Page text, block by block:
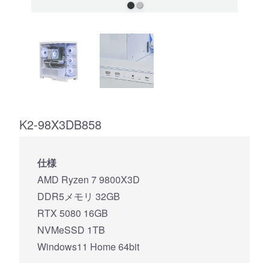
K2-98X3DB858
仕様
AMD Ryzen 7 9800X3D
DDR5メモリ 32GB
RTX 5080 16GB
NVMeSSD 1TB
Windows11 Home 64bit